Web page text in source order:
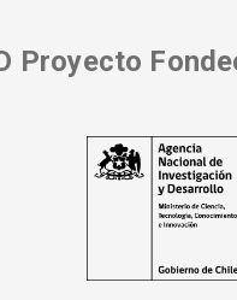
Proyecto